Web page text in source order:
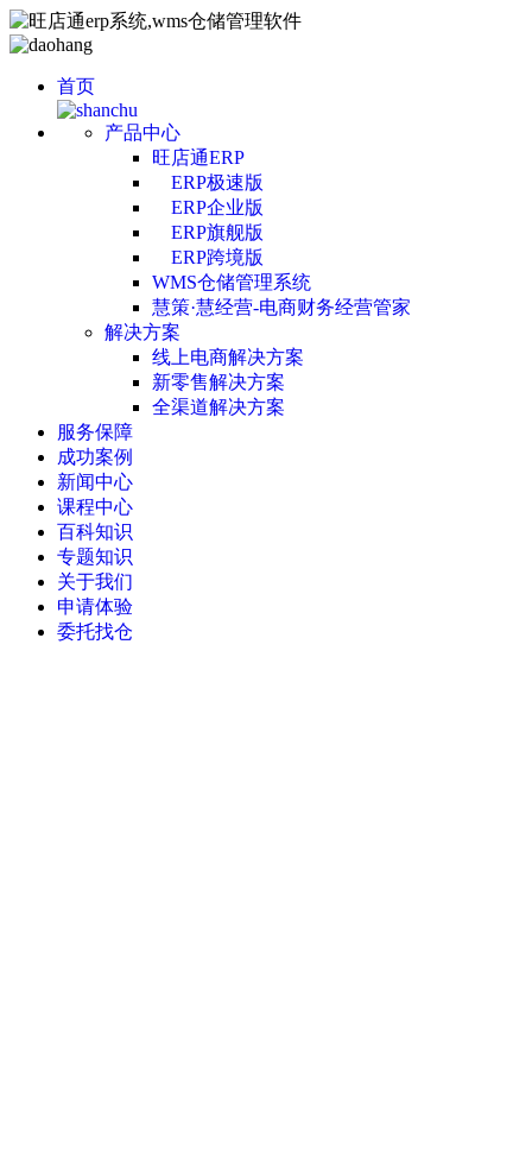
首页
产品中心
旺店通ERP
ERP极速版
ERP企业版
ERP旗舰版
ERP跨境版
WMS仓储管理系统
慧策·慧经营-电商财务经营管家
解决方案
线上电商解决方案
新零售解决方案
全渠道解决方案
服务保障
成功案例
新闻中心
课程中心
百科知识
专题知识
关于我们
申请体验
委托找仓